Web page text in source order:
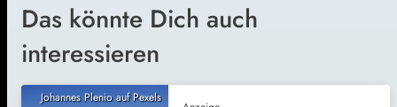
Das könnte Dich auch
interessieren
Johannes Plenio auf Pexels